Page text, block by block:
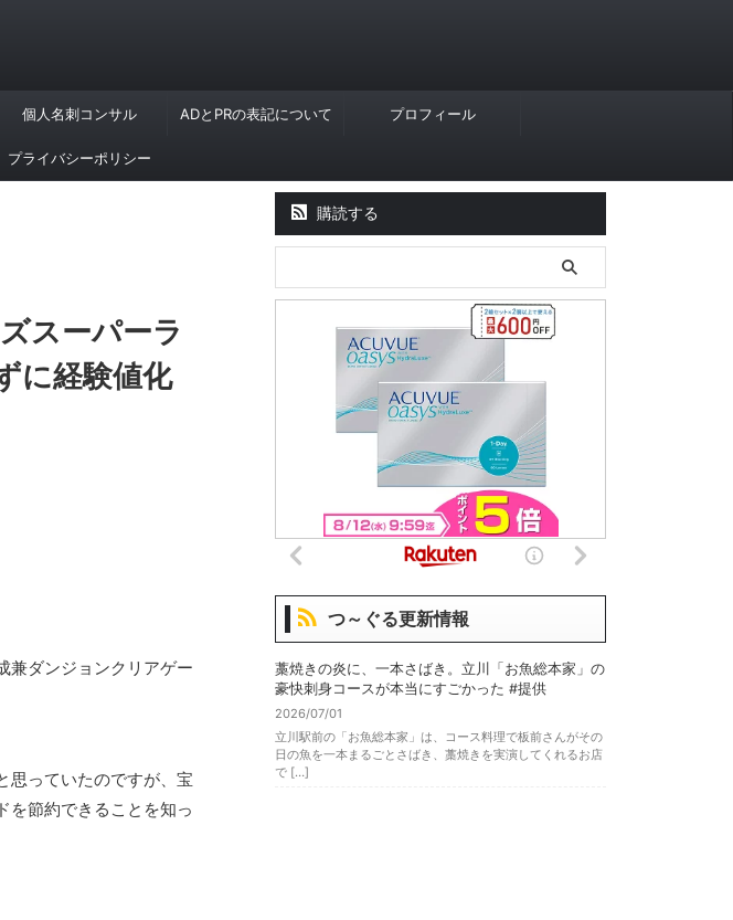
個人名刺コンサル ADとPRの表記について プロフィール
プライバシーポリシー
スーパーラ
に経験値化
兼ダンジョンクリアゲー
思っていたのですが、宝
を節約できることを知っ
購読する
つ～ぐる更新情報
藁焼きの炎に、一本さばき。立川「お魚総本家」の
豪快刺身コースが本当にすごかった #提供
2026/07/01
立川駅前の「お魚総本家」は、コース料理で板前さんがその
日の魚を一本まるごとさばき、藁焼きを実演してくれるお店
で […]